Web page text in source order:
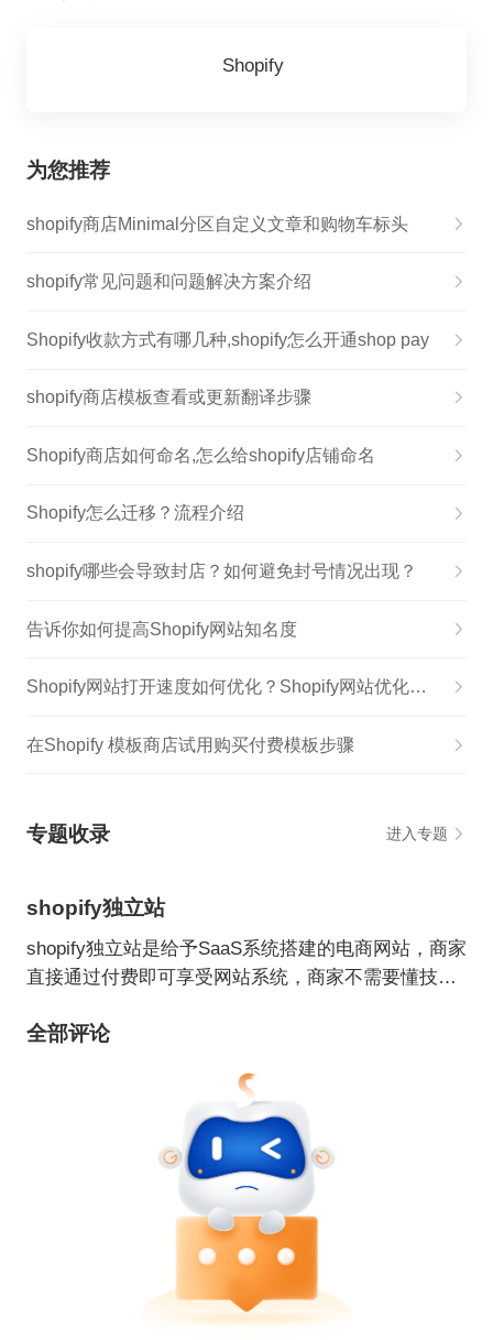
Shopify
为您推荐
shopify商店Minimal分区自定义文章和购物车标头
shopify常见问题和问题解决方案介绍
Shopify收款方式有哪几种,shopify怎么开通shop pay
shopify商店模板查看或更新翻译步骤
Shopify商店如何命名,怎么给shopify店铺命名
Shopify怎么迁移？流程介绍
shopify哪些会导致封店？如何避免封号情况出现？
告诉你如何提高Shopify网站知名度
Shopify网站打开速度如何优化？Shopify网站优化&amp;插件分享
在Shopify 模板商店试用购买付费模板步骤
专题收录 进入专题
shopify独立站
shopify独立站是给予SaaS系统搭建的电商网站，商家
直接通过付费即可享受网站系统，商家不需要懂技
需要购买Shopify相应的付费月租服务以及安装其相应
全部评论